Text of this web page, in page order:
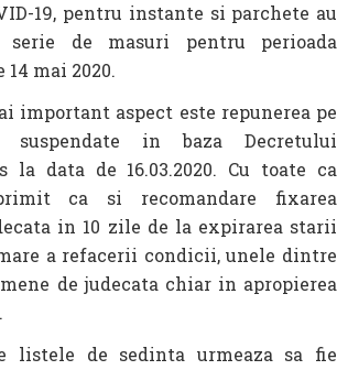
19, pentru instante si parchete au
de masuri pentru perioada
mai 2020.
important aspect este repunerea pe
in baza Decretului
la data de 16.03.2020. Cu toate ca
ca si recomandare fixarea
in 10 zile de la expirarea starii
a refacerii condicii, unele dintre
de judecata chiar in apropierea
listele de sedinta urmeaza sa fie